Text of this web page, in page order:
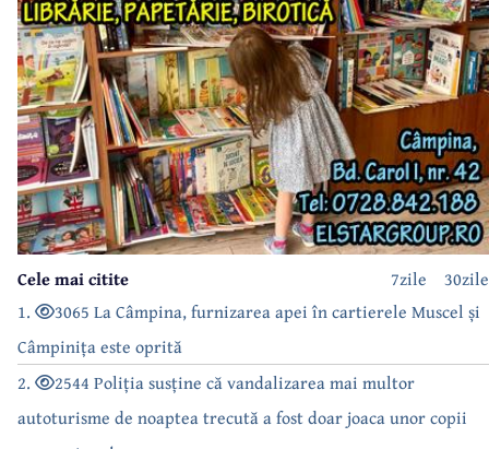
30zile
7zile
Cele mai citite
1.
3065 La Câmpina, furnizarea apei în cartierele Muscel și
Câmpinița este oprită
2.
2544 Poliția susține că vandalizarea mai multor
autoturisme de noaptea trecută a fost doar joaca unor copii